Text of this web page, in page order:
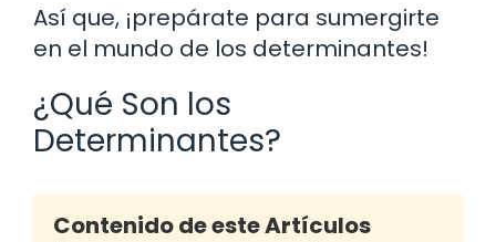
Así que, ¡prepárate para sumergirte
en el mundo de los determinantes!
¿Qué Son los
Determinantes?
Contenido de este Artículos